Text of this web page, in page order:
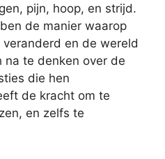
pijn, hoop, en strijd.
de manier waarop
en de wereld
na te denken over de
die hen
de kracht om te
en zelfs te